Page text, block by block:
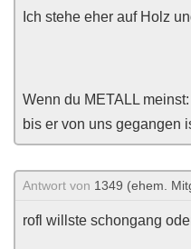
Ich stehe eher auf Holz
Wenn du METALL
bis er von uns gegangen
Antwort von 1349 (ehem.
rofl willste schongang